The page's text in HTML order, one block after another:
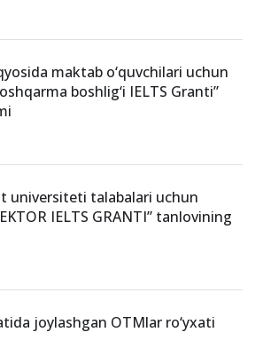
maktab o‘quvchilari uchun
boshlig‘i IELTS Granti”
universiteti talabalari uchun
IELTS GRANTI” tanlovining
joylashgan OTMlar ro‘yxati